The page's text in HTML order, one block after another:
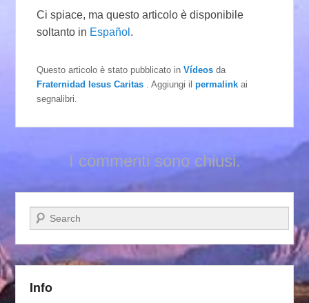
Ci spiace, ma questo articolo è disponibile
soltanto in Español .
Questo articolo è stato pubblicato inVídeos da
Fraternidad Iesus Caritas
. Aggiungi ilpermalink ai
segnalibri.
I commenti sono chiusi.
Cerca
Info